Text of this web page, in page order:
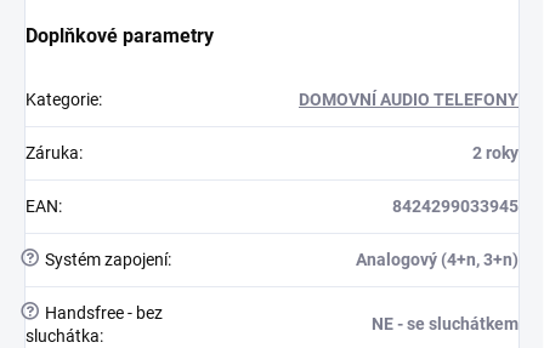
Doplňkové parametry
Kategorie: DOMOVNÍ AUDIO TELEFONY
Záruka: 2 roky
EAN: 8424299033945
? Systém zapojení: Analogový (4+n, 3+n)
?
Handsfree - bez
sluchátka:
NE - se sluchátkem